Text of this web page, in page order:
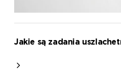
Jakie są zadania